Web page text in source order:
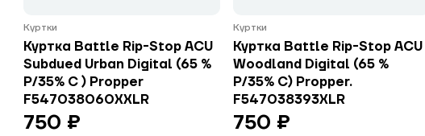
Куртки
Куртка Battle Rip-Stop ACU
Subdued Urban Digital (65 %
P/35% C ) Propper
F547038060XXLR
750 ₽
Куртки
Куртка Battle Rip-Stop ACU
Woodland Digital (65 %
P/35% C) Propper.
F547038393XLR
750 ₽